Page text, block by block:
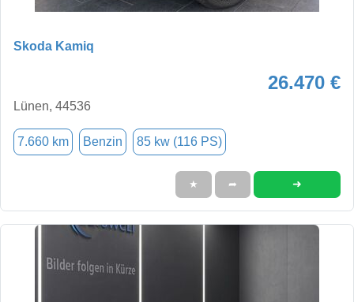
Skoda Kamiq
26.470 €
Lünen, 44536
7.660 km Benzin 85 kw (116 PS)
★ ➦ ➜